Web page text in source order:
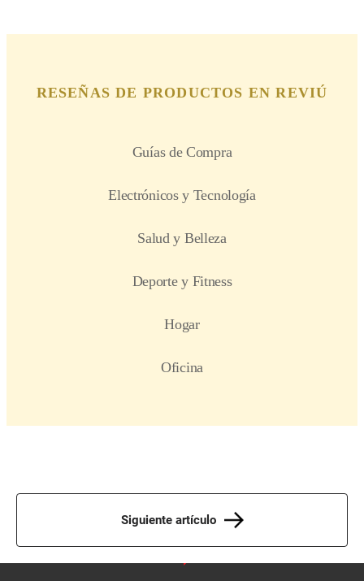
Siguiente artículo